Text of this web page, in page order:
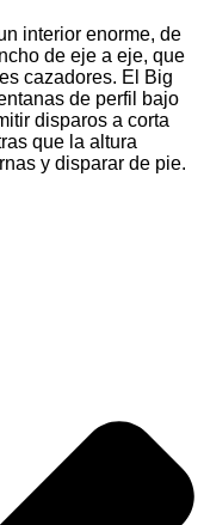
interior enorme, de
de eje a eje, que
cazadores. El Big
de perfil bajo
disparos a corta
que la altura
y disparar de pie.